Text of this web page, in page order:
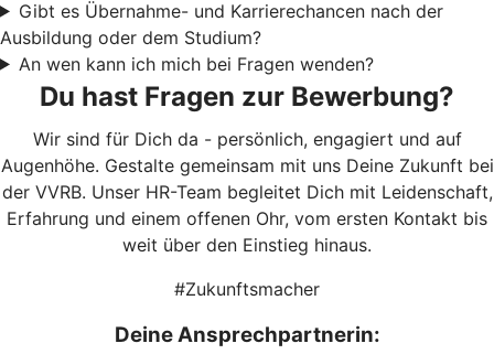
Gibt es Übernahme- und Karrierechancen nach der
Ausbildung oder dem Studium?
An wen kann ich mich bei Fragen wenden?
Du hast Fragen zur Bewerbung?
Wir sind für Dich da - persönlich, engagiert und auf
Augenhöhe. Gestalte gemeinsam mit uns Deine Zukunft bei
der VVRB. Unser HR-Team begleitet Dich mit Leidenschaft,
Erfahrung und einem offenen Ohr, vom ersten Kontakt bis
weit über den Einstieg hinaus.
#Zukunftsmacher
Deine Ansprechpartnerin: